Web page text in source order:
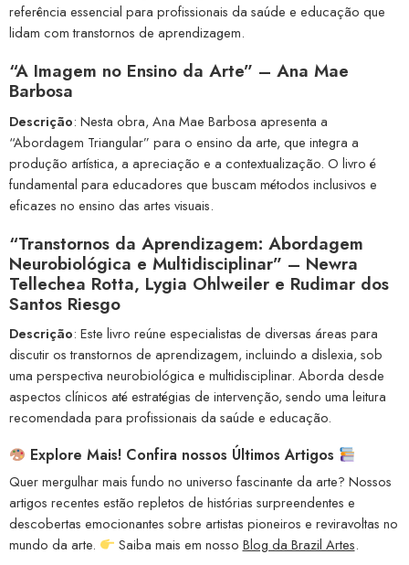
referência essencial para profissionais da saúde e educação que
lidam com transtornos de aprendizagem.
“A Imagem no Ensino da Arte” – Ana Mae
Barbosa
Descrição: Nesta obra, Ana Mae Barbosa apresenta a
“Abordagem Triangular” para o ensino da arte, que integra a
produção artística, a apreciação e a contextualização. O livro é
fundamental para educadores que buscam métodos inclusivos e
eficazes no ensino das artes visuais.
“Transtornos da Aprendizagem: Abordagem
Neurobiológica e Multidisciplinar” – Newra
Tellechea Rotta, Lygia Ohlweiler e Rudimar dos
Santos Riesgo
Descrição: Este livro reúne especialistas de diversas áreas para
discutir os transtornos de aprendizagem, incluindo a dislexia, sob
uma perspectiva neurobiológica e multidisciplinar. Aborda desde
aspectos clínicos até estratégias de intervenção, sendo uma leitura
recomendada para profissionais da saúde e educação.
Explore Mais! Confira nossos Últimos Artigos
Quer mergulhar mais fundo no universo fascinante da arte? Nossos
artigos recentes estão repletos de histórias surpreendentes e
descobertas emocionantes sobre artistas pioneiros e reviravoltas no
mundo da arte.
Saiba mais em nosso Blog da Brazil Artes.